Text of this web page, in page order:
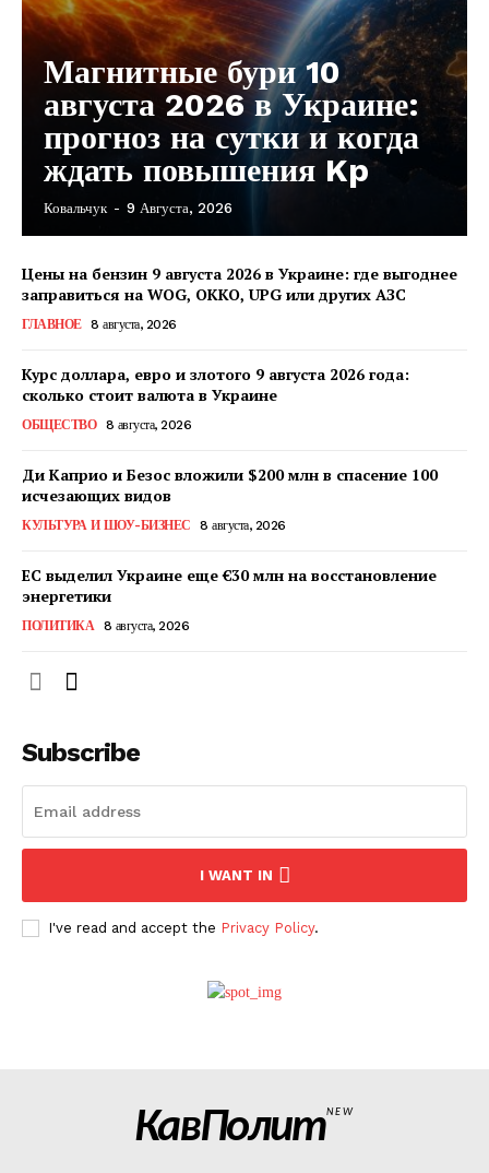
КавПолит
О нас
Политика конфиденциальности
Отказ от ответственности
Контакты
Магнитные бури 10
августа 2026 в Украине:
прогноз на сутки и когда
ждать повышения Kp
Ковальчук - 9 Августа, 2026
Цены на бензин 9 августа 2026 в Украине: где выгоднее
заправиться на WOG, OKKO, UPG или других АЗС
ГЛАВНОЕ 8 августа, 2026
Курс доллара, евро и злотого 9 августа 2026 года:
сколько стоит валюта в Украине
ОБЩЕСТВО 8 августа, 2026
Ди Каприо и Безос вложили $200 млн в спасение 100
исчезающих видов
КУЛЬТУРА И ШОУ-БИЗНЕС 8 августа, 2026
ЕС выделил Украине еще €30 млн на восстановление
энергетики
ПОЛИТИКА 8 августа, 2026
Subscribe
I WANT IN
I've read and accept the Privacy Policy.
КавПолитNEW